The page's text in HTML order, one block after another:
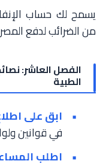
يسمح لك حساب
من الضرائب لدفع
الفصل العاشر:
الطبية
ابق على
في قوانين
اطلب